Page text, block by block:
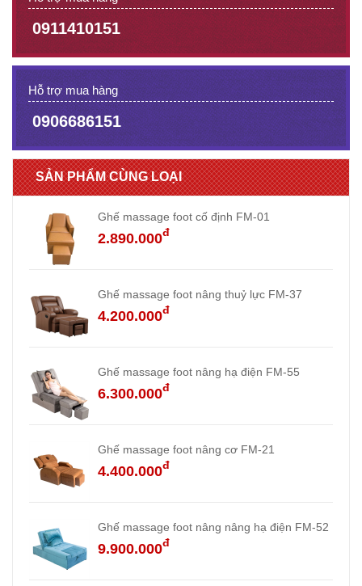
0911410151
Hỗ trợ mua hàng
0906686151
SẢN PHẨM CÙNG LOẠI
Ghế massage foot cố định FM-01
2.890.000đ
Ghế massage foot nâng thuỷ lực FM-37
4.200.000đ
Ghế massage foot nâng hạ điện FM-55
6.300.000đ
Ghế massage foot nâng cơ FM-21
4.400.000đ
Ghế massage foot nâng nâng hạ điện FM-52
9.900.000đ